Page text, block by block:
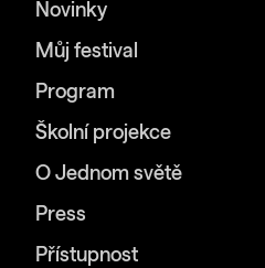
Novinky
Můj festival
Program
Školní projekce
O Jednom světě
Press
Přístupnost